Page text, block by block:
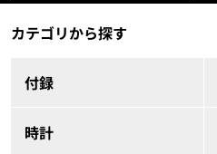
カテゴリから探す
付録
時計